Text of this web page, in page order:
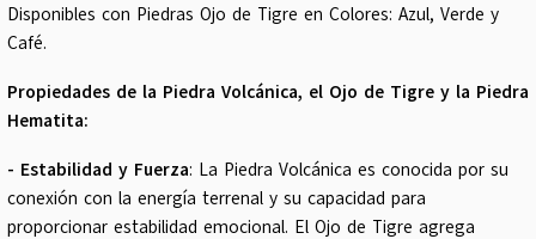
Disponibles con Piedras Ojo de Tigre en Colores: Azul, Verde y
Café.
Propiedades de la Piedra Volcánica, el Ojo de Tigre y la Piedra
Hematita:
- Estabilidad y Fuerza: La Piedra Volcánica es conocida por su
conexión con la energía terrenal y su capacidad para
proporcionar estabilidad emocional. El Ojo de Tigre agrega